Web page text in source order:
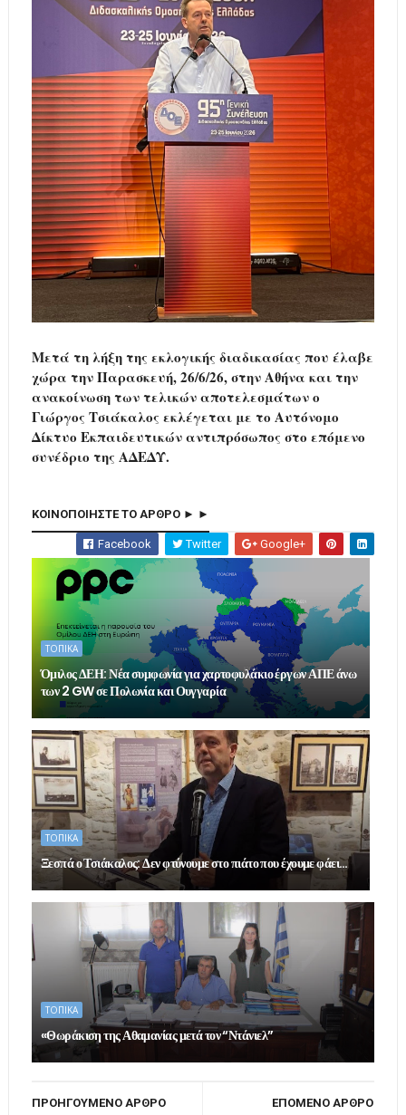
Μετά τη λήξη της εκλογικής διαδικασίας που έλαβε
χώρα την Παρασκευή, 26/6/26, στην Αθήνα και την
ανακοίνωση των τελικών αποτελεσμάτων ο
Γιώργος Τσιάκαλος εκλέγεται με το Αυτόνομο
Δίκτυο Εκπαιδευτικών αντιπρόσωπος στο επόμενο
συνέδριο της ΑΔΕΔΥ.
ΚΟΙΝΟΠΟΙΗΣΤΕ ΤΟ ΑΡΘΡΟ ► ►
Facebook Twitter Google+
ΤΟΠΙΚΑ
Όμιλος ΔΕΗ: Νέα συμφωνία για χαρτοφυλάκιο έργων ΑΠΕ άνω
των 2 GW σε Πολωνία και Ουγγαρία
ΤΟΠΙΚΑ
Ξεσπά ο Τσιάκαλος: Δεν φτύνουμε στο πιάτο που έχουμε φάει…
ΤΟΠΙΚΑ
«Θωράκιση της Αθαμανίας μετά τον “Ντάνιελ”
ΕΠΟΜΕΝΟ ΑΡΘΡΟ
ΠΡΟΗΓΟΥΜΕΝΟ ΑΡΘΡΟ